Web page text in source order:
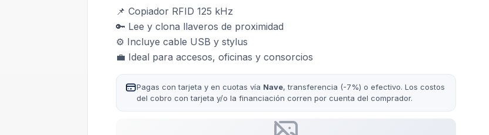
📌 Copiador RFID 125 kHz
🔑 Lee y clona llaveros de proximidad
⚙️ Incluye cable USB y stylus
💼 Ideal para accesos, oficinas y consorcios
Pagas con tarjeta y en cuotas vía Nave, transferencia (-7%) o efectivo. Los costos
del cobro con tarjeta y/o la financiación corren por cuenta del comprador.